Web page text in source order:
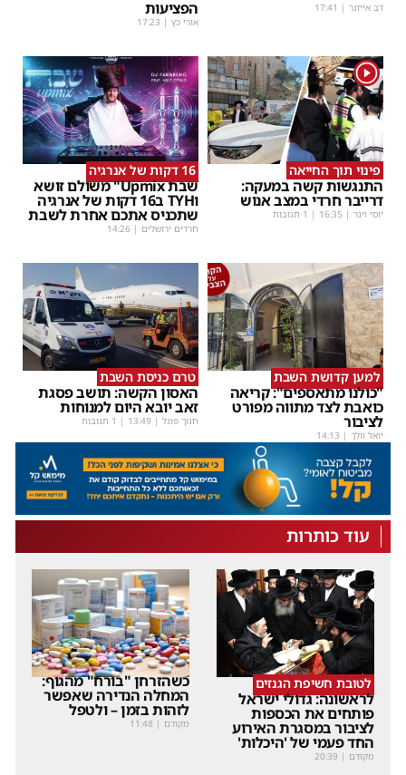
דב אייזנר |
17:41 הפציעות
אורי כץ |
17:23
1
פינוי תוך החייאה
התנגשות קשה במעקה:
דרייבר חרדי במצב אנוש
יוסי וינר |
16:35 | 1 תגובות
16 דקות של אנרגיה
שבת Upmix" משולם זושא
וTYH ב16 דקות של אנרגיה
שתכניס אתכם אחרת לשבת
חרדים ירושלים |
14:26
למען קדושת השבת
"כולנו מתאספים": קריאה
כואבת לצד מתווה מפורט
לציבור
יואל וולך |
14:13
טרם כניסת השבת
האסון הקשה: תושב פסגת
זאב יובא היום למנוחות
חנוך פוגל |
13:49 | 1 תגובות
עוד כותרות
לטובת חשיפת הגנזים
לראשונה: גדולי ישראל
פותחים את הכספות
לציבור במסגרת האירוע
החד פעמי של 'היכלות'
מקודם |
20:39
כשהזרחן "בורח" מהגוף:
המחלה הנדירה שאפשר
לזהות בזמן – ולטפל
מקודם |
11:48